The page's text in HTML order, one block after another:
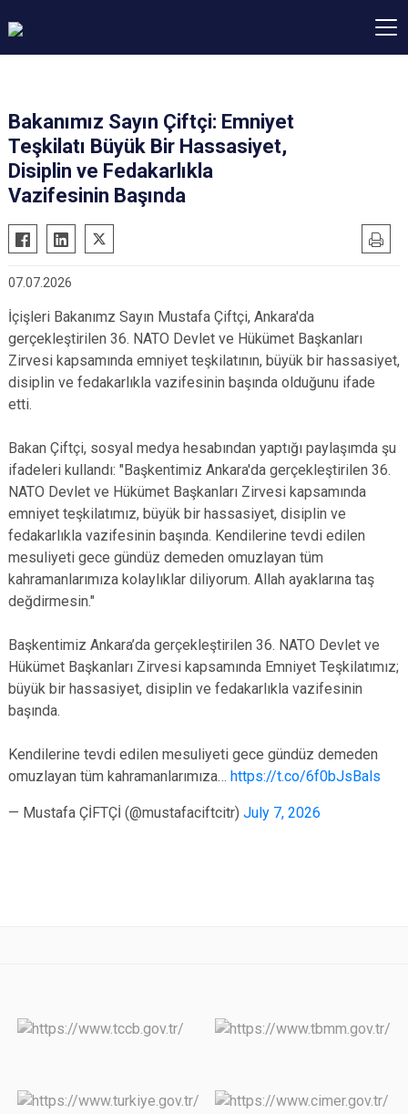
Bakanımız Sayın Çiftçi: Emniyet
Teşkilatı Büyük Bir Hassasiyet,
Disiplin ve Fedakarlıkla
Vazifesinin Başında
07.07.2026
İçişleri Bakanımz Sayın Mustafa Çiftçi, Ankara'da
gerçekleştirilen 36. NATO Devlet ve Hükümet Başkanları
Zirvesi kapsamında emniyet teşkilatının, büyük bir hassasiyet,
disiplin ve fedakarlıkla vazifesinin başında olduğunu ifade
etti.
Bakan Çiftçi, sosyal medya hesabından yaptığı paylaşımda şu
ifadeleri kullandı: "Başkentimiz Ankara'da gerçekleştirilen 36.
NATO Devlet ve Hükümet Başkanları Zirvesi kapsamında
emniyet teşkilatımız, büyük bir hassasiyet, disiplin ve
fedakarlıkla vazifesinin başında. Kendilerine tevdi edilen
mesuliyeti gece gündüz demeden omuzlayan tüm
kahramanlarımıza kolaylıklar diliyorum. Allah ayaklarına taş
değdirmesin."
Başkentimiz Ankara’da gerçekleştirilen 36. NATO Devlet ve
Hükümet Başkanları Zirvesi kapsamında Emniyet Teşkilatımız;
büyük bir hassasiyet, disiplin ve fedakarlıkla vazifesinin
başında.
Kendilerine tevdi edilen mesuliyeti gece gündüz demeden
omuzlayan tüm kahramanlarımıza… https://t.co/6f0bJsBals
— Mustafa ÇİFTÇİ (@mustafaciftcitr) July 7, 2026